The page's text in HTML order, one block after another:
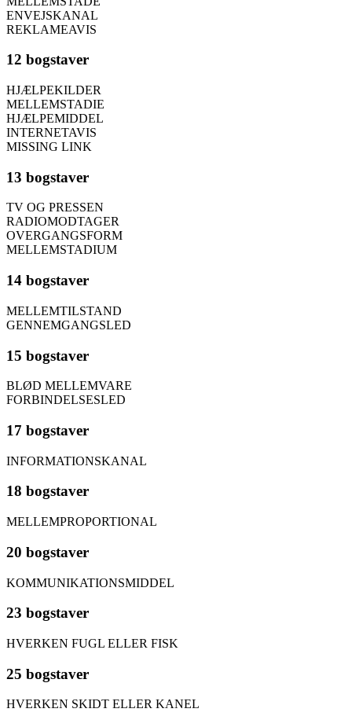
ENVEJSKANAL
REKLAMEAVIS
12 bogstaver
HJÆLPEKILDER
MELLEMSTADIE
HJÆLPEMIDDEL
INTERNETAVIS
MISSING LINK
13 bogstaver
TV OG PRESSEN
RADIOMODTAGER
OVERGANGSFORM
MELLEMSTADIUM
14 bogstaver
MELLEMTILSTAND
GENNEMGANGSLED
15 bogstaver
BLØD MELLEMVARE
FORBINDELSESLED
17 bogstaver
INFORMATIONSKANAL
18 bogstaver
MELLEMPROPORTIONAL
20 bogstaver
KOMMUNIKATIONSMIDDEL
23 bogstaver
HVERKEN FUGL ELLER FISK
25 bogstaver
HVERKEN SKIDT ELLER KANEL